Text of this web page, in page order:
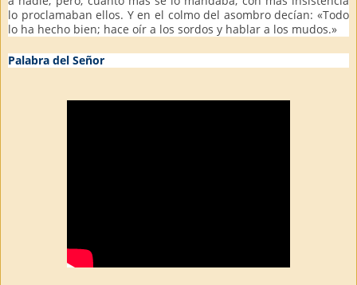
lo proclamaban ellos. Y en el colmo del asombro decían: «Todo
lo ha hecho bien; hace oír a los sordos y hablar a los mudos.»
Palabra del Señor